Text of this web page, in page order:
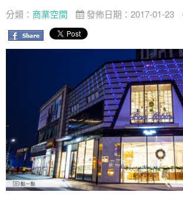
分類： 商業空間 發佈日期：2017-01-23